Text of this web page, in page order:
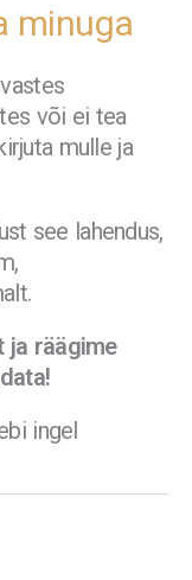
minuga
või ei tea
mulle ja
see lahendus,
ja räägime
ingel